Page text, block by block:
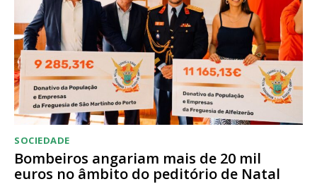
SOCIEDADE
Bombeiros angariam mais de 20 mil
euros no âmbito do peditório de Natal